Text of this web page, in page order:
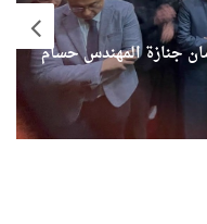
جنازة المهندس حسام